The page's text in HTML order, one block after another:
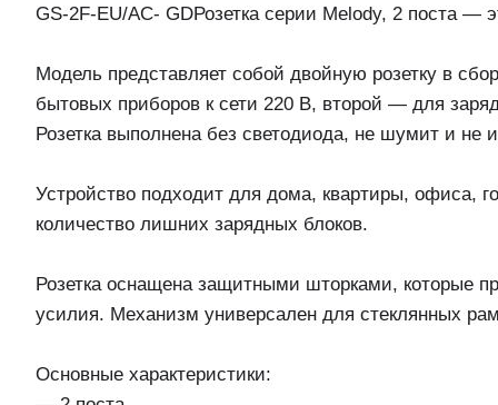
GS-2F-EU/AC- GDРозетка серии Melody, 2 поста —
Модель представляет собой двойную розетку в
бытовых приборов к сети 220 В, второй — для
Розетка выполнена без светодиода, не шумит и не
Устройство подходит для дома, квартиры, офиса,
количество лишних зарядных блоков.
Розетка оснащена защитными шторками, которые
усилия. Механизм универсален для стеклянных
Основные характеристики: